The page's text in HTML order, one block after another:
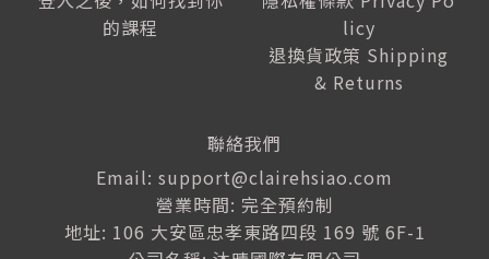
的課程
licy
退換貨政策 Shipping
& Returns
聯絡我們
Email: support@clairehsiao.com
營業時間: 完全預約制
地址: 106 大安區忠孝東路四段 169 號 6F-1